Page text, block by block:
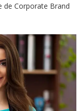
de Corporate Brand
Butter Cups, que era